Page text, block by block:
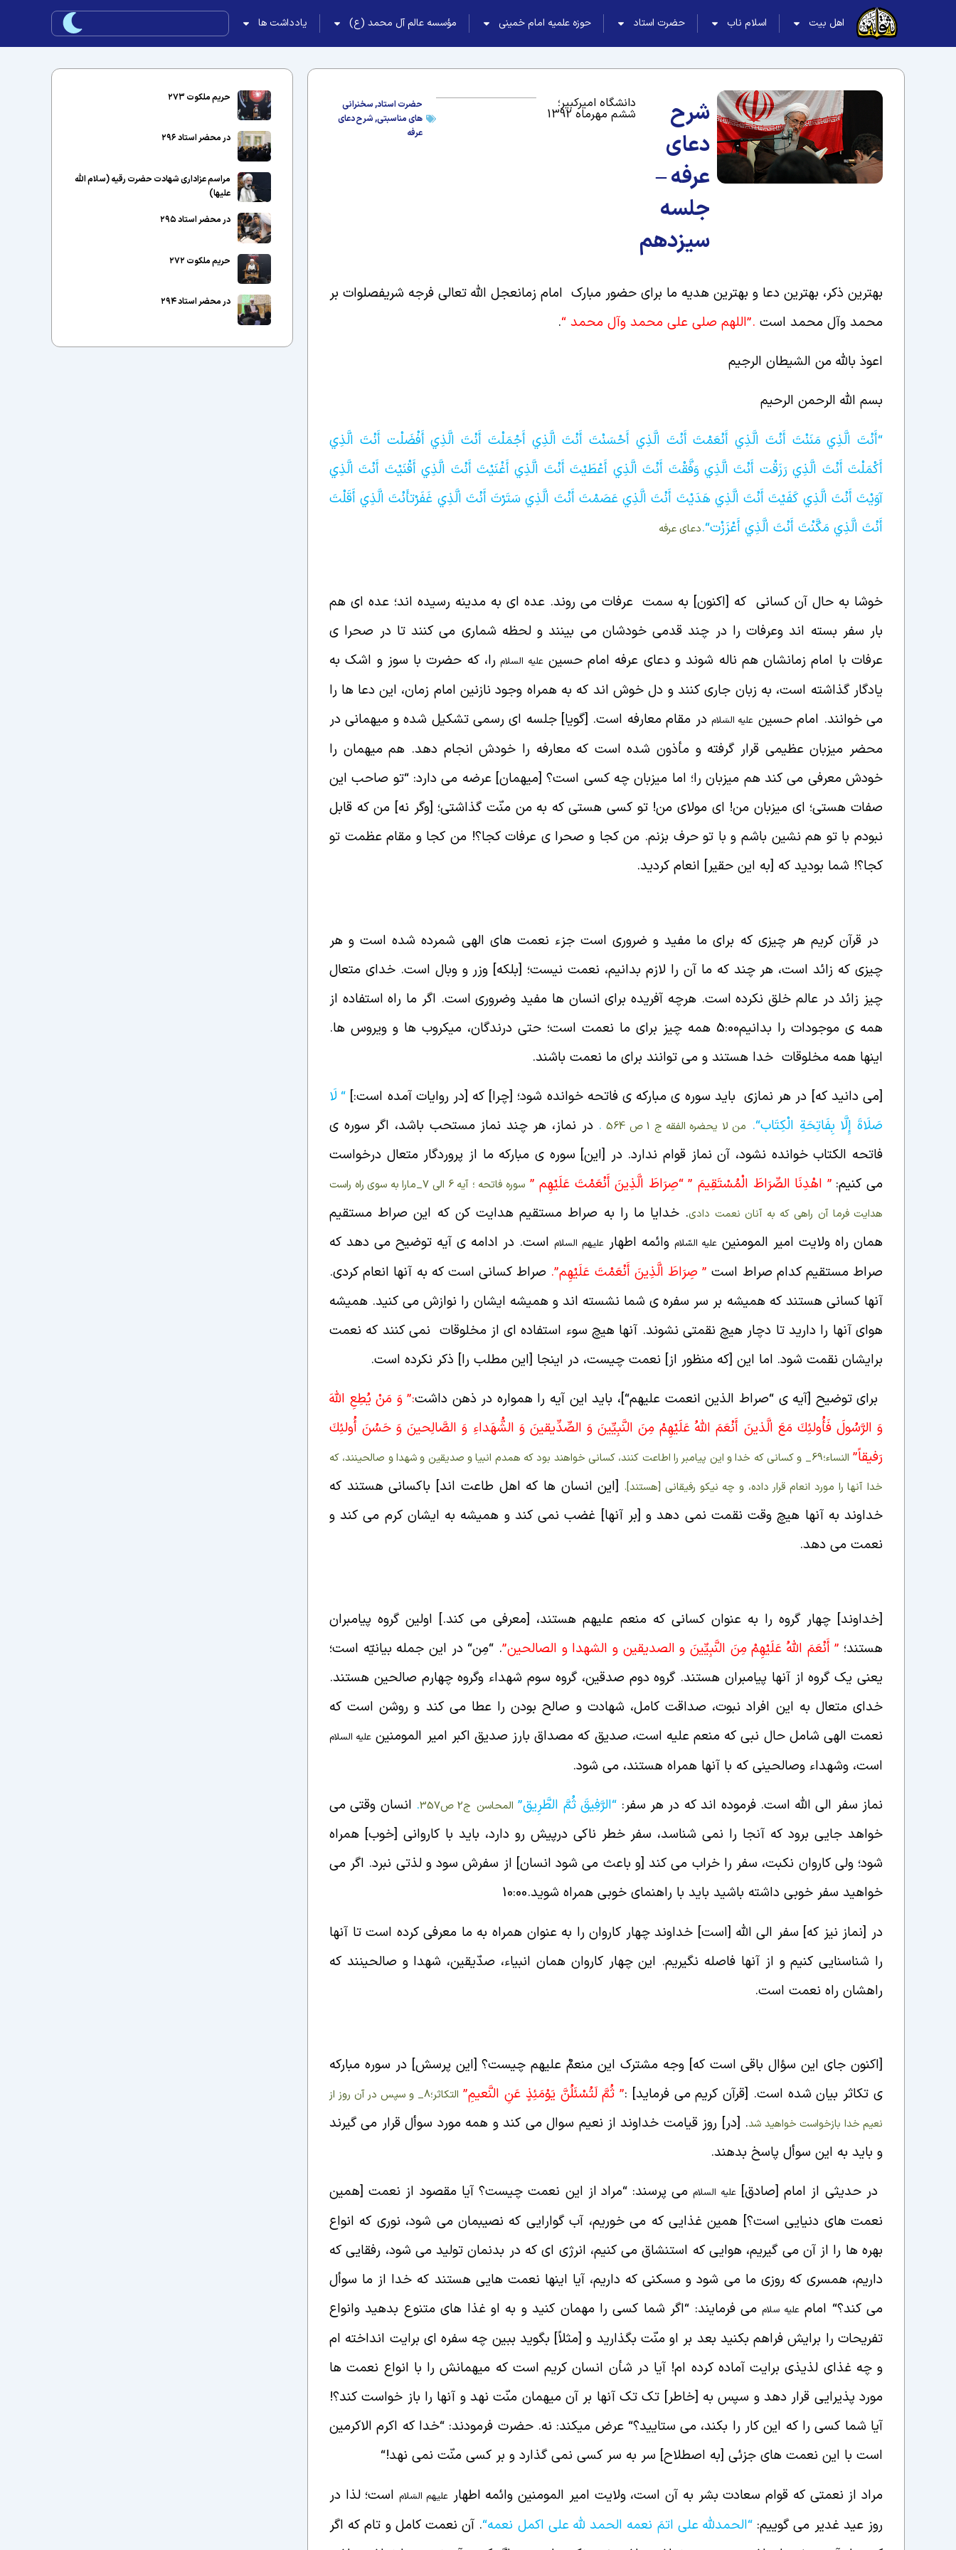
اهل بیت اسلام ناب حضرت استاد حوزه علمیه امام خمینی مؤسسه عالم آل محمد (ع) یادداشت ها
شرح
دعای
عرفه –
جلسه
سیزدهم
دانشگاه امیرکبیر؛
ششم مهرماه 1392
حضرت استاد,سخنرانی
های مناسبتی,شرح دعای
عرفه
بهترین ذکر، بهترین دعا و بهترین هدیه ما برای حضور مبارک امام زمانعجل الله تعالی فرجه شریفصلوات بر
محمد وآل محمد است .”اللهم صلی علی محمد وآل محمد “.
اعوذ بالله من الشیطان الرجیم
بسم الله الرحمن الرحیم
“أَنْتَ‏ الَّذِي‏ مَنَنْت‏َ أَنْتَ‏ الَّذِي‏ أَنْعَمْت‏َ أَنْتَ‏ الَّذِي‏ أَحْسَنْت‏َ أَنْتَ‏ الَّذِي‏ أَجْمَلْت‏َ أَنْتَ‏ الَّذِي‏ أَفْضَلْت‏ أَنْتَ‏ الَّذِي‏
أَكْمَلْت‏َ أَنْتَ‏ الَّذِي‏ رَزَقْت‏ أَنْتَ‏ الَّذِي وَفَّقْت‏َ أَنْتَ‏ الَّذِي‏ أَعْطَيْت‏َ أَنْتَ‏ الَّذِي‏ أَغْنَيْتَ أَنْتَ‏ الَّذِي‏ أَقْنَيْت‏َ أَنْتَ‏ الَّذِي‏
آوَيْتَ أَنْتَ‏ الَّذِي‏ كَفَيْتَ أَنْتَ‏ الَّذِي‏ هَدَيْت‏َ أَنْتَ‏ الَّذِي‏ عَصَمْتَ أَنْتَ‏ الَّذِي‏ سَتَرْتَ أَنْتَ‏ الَّذِي‏ غَفَرْت‏أَنْتَ‏ الَّذِي‏ أَقَلْتَ
أَنْتَ‏ الَّذِي‏ مَكَّنْتَ أَنْتَ‏ الَّذِي‏ أَعْزَزْت‏“
.دعای عرفه
خوشا به حال آن کسانی که [اکنون] به سمت عرفات می روند. عده ای به مدینه رسیده اند؛ عده ای هم
بار سفر بسته اند وعرفات را در چند قدمی خودشان می بینند و لحظه شماری می کنند تا در صحرا ی
عرفات با امام زمانشان هم ناله شوند و دعای عرفه امام حسینعلیه السلام را، که حضرت با سوز و اشک به
یادگار گذاشته است، به زبان جاری کنند و دل خوش اند که به همراه وجود نازنین امام زمان، این دعا ها را
می خوانند. امام حسین علیه السَلامدر مقام معارفه است. [گویا] جلسه ای رسمی تشکیل شده و میهمانی در
محضر میزبان عظیمی قرار گرفته و مأذون شده است که معارفه را خودش انجام دهد. هم میهمان را
خودش معرفی می کند هم میزبان را؛ اما میزبان چه کسی است؟ [میهمان] عرضه می دارد:“تو صاحب این
صفات هستی؛ ای میزبان من! ای مولای من! تو کسی هستی که به من منّت گذاشتی؛ [وگر نه] من که قابل
نبودم با تو هم نشین باشم و با تو حرف بزنم. من کجا و صحرا ی عرفات کجا؟! من کجا و مقام عظمت تو
کجا؟! شما بودید که [به این حقیر] انعام کردید.
در قرآن کریم هر چیزی که برای ما مفید و ضروری است جزء نعمت های الهی شمرده شده است و هر
چیزی که زائد است، هر چند که ما آن را لازم بدانیم، نعمت نیست؛ [بلکه] وزر و وبال است. خدای متعال
چیز زائد در عالم خلق نکرده است. هرچه آفریده برای انسان ها مفید وضروری است. اگر ما راه استفاده از
همه ی موجودات را بدانیم5:00 همه چیز برای ما نعمت است؛ حتی درندگان، میکروب ها و ویروس ها.
اینها همه مخلوقات خدا هستند و می توانند برای ما نعمت باشند.
[می دانید که] در هر نمازی باید سوره ی مبارکه ی فاتحه خوانده شود؛ [چرا] که [در روایات آمده است:] “ لَا
صَلَاةَ إِلَّا بِفَاتِحَةِ الْكِتَاب“
. من لا یحضره الفقه ج 1 ص 564 . در نماز، هر چند نماز مستحب باشد، اگر سوره ی
فاتحه الکتاب خوانده نشود، آن نماز قوام ندارد. در [این] سوره ی مبارکه ما از پروردگار متعال درخواست
می کنیم: ” اهْدِنَا الصِّرَاطَ الْمُسْتَقِيمَ ” “صِرَاطَ الَّذِينَ أَنْعَمْتَ عَلَيْهِم ”
سوره فاتحه ؛ آیه 6 الی 7_مارا به سوی راه راست
هدایت فرما آن راهی که به آنان نعمت دادی. خدایا ما را به صراط مستقیم هدایت کن که این صراط مستقیم
همان راه ولایت امیر المومنینعلیه السّلام وائمه اطهارعلیهم السلاماست. در ادامه ی آیه توضیح می دهد که
صراط مستقیم کدام صراط است ” صِرَاطَ الَّذِينَ أَنْعَمْتَ عَلَيْهِم”. صراط کسانی است که به آنها انعام کردی.
آنها کسانی هستند که همیشه بر سر سفره ی شما نشسته اند و همیشه ایشان را نوازش می کنید. همیشه
هوای آنها را دارید تا دچار هیچ نقمتی نشوند. آنها هیچ سوء استفاده ای از مخلوقات نمی کنند که نعمت
برایشان نقمت شود. اما این [که منظور از] نعمت چیست، در اینجا [این مطلب را] ذکر نکرده است.
برای توضیح [آیه ی“صراط الذین انعمت علیهم“]، باید این آیه را همواره در ذهن داشت:” وَ مَنْ يُطِعِ اللَّهَ
وَ الرَّسُولَ فَأُولئِكَ مَعَ الَّذينَ أَنْعَمَ اللَّهُ عَلَيْهِمْ مِنَ النَّبِيِّينَ وَ الصِّدِّيقينَ وَ الشُّهَداءِ وَ الصَّالِحينَ وَ حَسُنَ أُولئِكَ
رَفيقاً”
النساء؛69_ و كسانى كه خدا و اين پيامبر را اطاعت كنند، كسانى خواهند بود كه همدم انبيا و صديقين و شهدا و صالحينند، كه
خدا آنها را مورد انعام قرار داده، و چه نيكو رفيقانى [هستند]. [این انسان ها که اهل طاعت اند] باکسانی هستند که
خداوند به آنها هیچ وقت نقمت نمی دهد و [بر آنها] غضب نمی کند و همیشه به ایشان کرم می کند و
نعمت می دهد.
[خداوند] چهار گروه را به عنوان کسانی که منعم علیهم هستند، [معرفی می کند.] اولین گروه پیامبران
هستند؛ ” أَنْعَمَ اللَّهُ عَلَيْهِمْ مِنَ النَّبِيِّينَ و الصدیقین و الشهدا و الصالحین”.
“مِن“ در این جمله بیانیّه است؛
یعنی یک گروه از آنها پیامبران هستند. گروه دوم صدقین، گروه سوم شهداء وگروه چهارم صالحین هستند.
خدای متعال به این افراد نبوت، صداقت کامل، شهادت و صالح بودن را عطا می کند و روشن است که
نعمت الهی شامل حال نبی که منعم علیه است، صدیق که مصداق بارز صدیق اکبر امیر المومنین علیه السلام
است، وشهداء وصالحینی که با آنها همراه هستند، می شود.
نماز سفر الی الله است. فرموده اند که در هر سفر: “الرَّفِيقَ‏ ثُمَّ الطَّرِيق” المحاسن ج‏2 ص357 . انسان وقتی می
خواهد جایی برود که آنجا را نمی شناسد، سفر خطر ناکی درپیش رو دارد، باید با کاروانی [خوب] همراه
شود؛ ولی کاروان نکبت، سفر را خراب می کند [و باعث می شود انسان] از سفرش سود و لذتی نبرد. اگر می
خواهید سفر خوبی داشته باشید باید با راهنمای خوبی همراه شوید.10:00
در [نماز نیز که] سفر الی الله [است] خداوند چهار کاروان را به عنوان همراه به ما معرفی کرده است تا آنها
را شناسنایی کنیم و از آنها فاصله نگیریم. این چهار کاروان همان انبیاء، صدّیقین، شهدا و صالحینند که
راهشان راه نعمت است.
[اکنون جای این سؤال باقی است که] وجه مشترک این منعمٌ علیهم چیست؟ [این پرسش] در سوره مبارکه
ی تکاثر بیان شده است. [قرآن کریم می فرماید] :” ثُمَّ لَتُسْئَلُنَّ يَوْمَئِذٍ عَنِ النَّعيمِ”
التکاثر؛8_ و سپس در آن روز از
نعيم خدا بازخواست خواهيد شد. [در] روز قیامت خداوند از نعیم سوال می کند و همه مورد سوأل قرار می گیرند
و باید به این سوأل پاسخ بدهند.
در حدیثی از امام [صادق]علیه السلاممی پرسند:“مراد از این نعمت چیست؟ آیا مقصود از نعمت [همین
نعمت های دنیایی است؟] همین غذایی که می خوریم، آب گوارایی که نصیبمان می شود، نوری که انواع
بهره ها را از آن می گیریم، هوایی که استنشاق می کنیم، انرژی ای که در بدنمان تولید می شود، رفقایی که
داریم، همسری که روزی ما می شود و مسکنی که داریم، آیا اینها نعمت هایی هستند که خدا از ما سوأل
می کند؟“ امامعلیه سلاممی فرمایند: “اگر شما کسی را مهمان کنید و به او غذا های متنوع بدهید وانواع
تفریحات را برایش فراهم بکنید بعد بر او منّت بگذارید و [مثلاً] بگوید ببین چه سفره ای برایت انداخته ام
و چه غذای لذیذی برایت آماده کرده ام! آیا در شأن انسان کریم است که میهمانش را با انواع نعمت ها
مورد پذیرایی قرار دهد و سپس به [خاطر] تک تک آنها بر آن میهمان منّت نهد و آنها را باز خواست کند؟!
آیا شما کسی را که این کار را بکند، می ستایید؟“ عرض میکند: نه. حضرت فرمودند:“خدا که اکرم الاکرمین
است با این نعمت های جزئی [به اصطلاح] سر به سر کسی نمی گذارد و بر کسی منّت نمی نهد!“
مراد از نعمتی که قوام سعادت بشر به آن است، ولایت امیر المومنین وائمه اطهارعلیهم السَلاماست؛ لذا در
روز عید غدیر می گوییم: “الحمدلله علی اتمَ نعمه الحمد لله علی اکمل نعمه“. آن نعمت کامل و تام که اگر
حریم ملکوت ۲۷۳
در محضر استاد ۲۹۶
مراسم عزاداری شهادت حضرت رقیه (سلام الله
علیها)
در محضر استاد ۲۹۵
حریم ملکوت ۲۷۲
در محضر استاد ۲۹۴